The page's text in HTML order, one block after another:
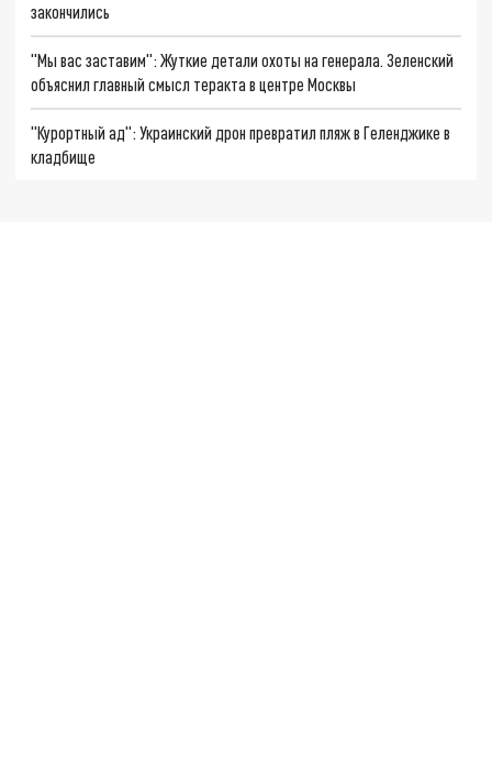
закончились
"Мы вас заставим": Жуткие детали охоты на генерала. Зеленский
объяснил главный смысл теракта в центре Москвы
"Курортный ад": Украинский дрон превратил пляж в Геленджике в
кладбище